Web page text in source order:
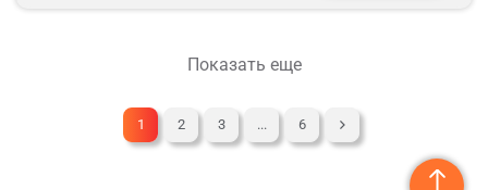
1 2 3 ... 6
Показать еще